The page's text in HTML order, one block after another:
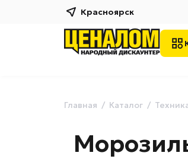
Красноярск
Главная Каталог